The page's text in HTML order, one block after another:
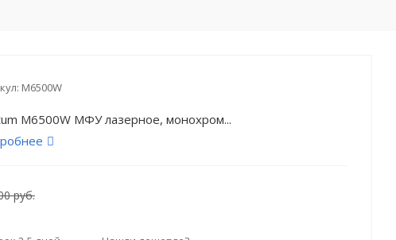
M6500W
M6500W МФУ лазерное, монохром...
руб.